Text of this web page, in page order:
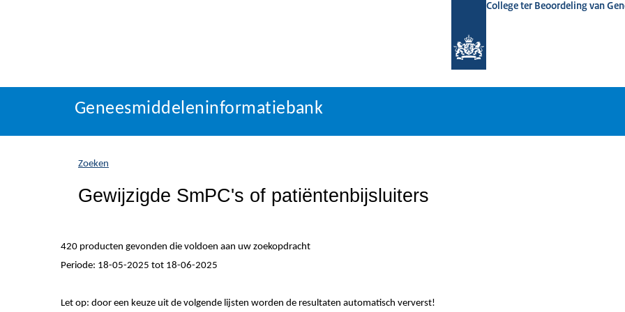
College ter Beoordeling van
Geneesmiddeleninformatiebank
U
zich
hier:
Geneesmiddeleninformatiebank
Zoeken
Gewijzigde SmPC's of patiëntenbijsluiters
420 producten gevonden die voldoen aan uw zoekopdracht
Periode: 18-05-2025 tot 18-06-2025
Let op: door een keuze uit de volgende lijsten worden de resultaten automatisch ververst!